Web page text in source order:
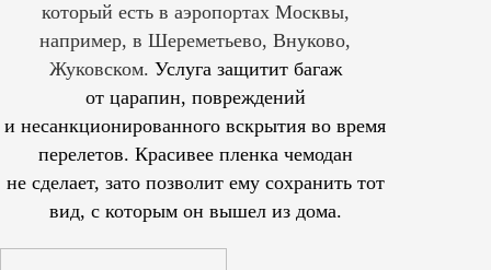
который есть в аэропортах Москвы,
например, в Шереметьево, Внуково,
Жуковском. Услуга защитит багаж
от царапин, повреждений
и несанкционированного вскрытия во время
перелетов. Красивее пленка чемодан
не сделает, зато позволит ему сохранить тот
вид, с которым он вышел из дома.